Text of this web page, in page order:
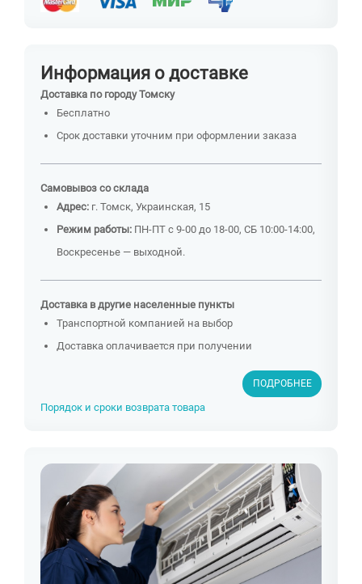
Информация о доставке
Доставка по городу Томску
Бесплатно
Срок доставки уточним при оформлении заказа
Самовывоз со склада
Адрес: г. Томск, Украинская, 15
Режим работы: ПН-ПТ с 9-00 до 18-00, СБ 10:00-14:00,
Воскресенье — выходной.
Доставка в другие населенные пункты
Транспортной компанией на выбор
Доставка оплачивается при получении
ПОДРОБНЕЕ
Порядок и сроки возврата товара